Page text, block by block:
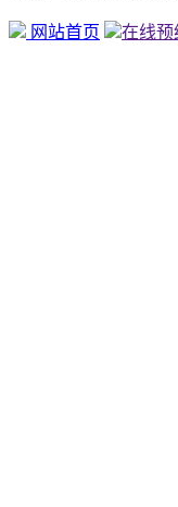
网站首页 在线预